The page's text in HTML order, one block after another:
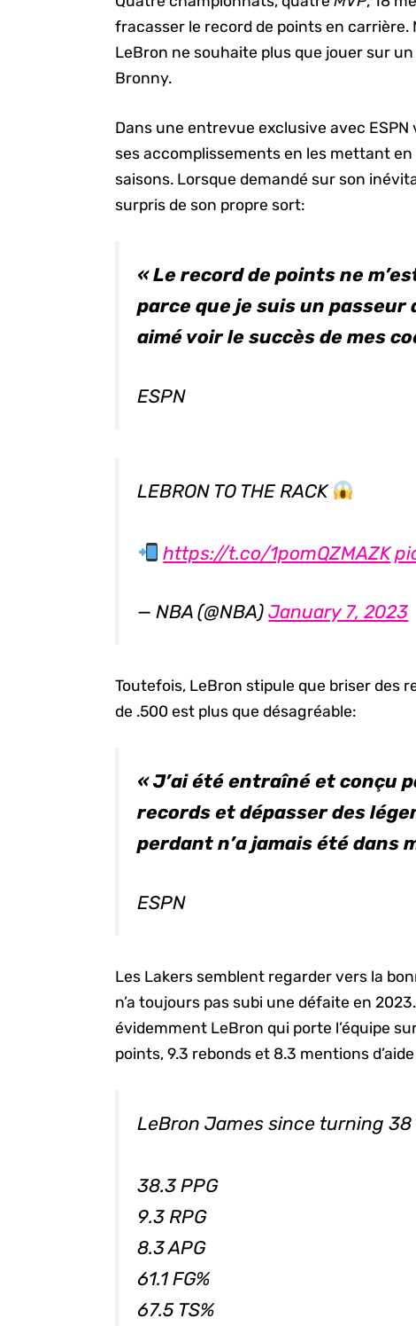
fracasser le record de points en
LeBron ne souhaite plus que jouer sur
Bronny.
Dans une entrevue exclusive avec
ses accomplissements en les mettant
saisons. Lorsque demandé sur son
surpris de son propre sort:
« Le record de points ne
parce que je suis un
aimé voir le succès de mes
ESPN
LEBRON TO THE RACK
https://t.co/1pomQZMAZK
— NBA (@NBA)January 7, 2023
Toutefois, LeBron stipule que briser des
de .500 est plus que désagréable:
« J’ai été entraîné et conçu
records et dépasser des
perdant n’a jamais été dans
ESPN
Les Lakers semblent regarder vers la
n’a toujours pas subi une défaite en
évidemment LeBron qui porte l’équipe
points, 9.3 rebonds et 8.3 mentions
LeBron James since turning 38
38.3 PPG
9.3 RPG
8.3 APG
61.1 FG%
67.5 TS%